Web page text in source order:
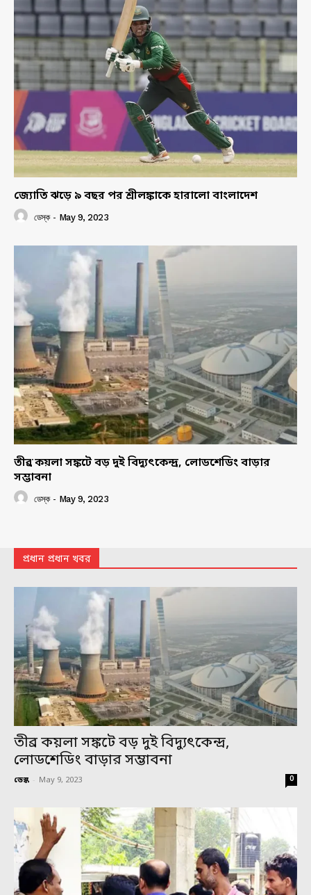
জ্যোতি ঝড়ে ৯ বছর পর শ্রীলঙ্কাকে হারালো বাংলাদেশ
ডেস্ক - May 9, 2023
তীব্র কয়লা সঙ্কটে বড় দুই বিদ্যুৎকেন্দ্র, লোডশেডিং বাড়ার
সম্ভাবনা
ডেস্ক - May 9, 2023
প্রধান প্রধান খবর
তীব্র কয়লা সঙ্কটে বড় দুই বিদ্যুৎকেন্দ্র,
লোডশেডিং বাড়ার সম্ভাবনা
ডেস্ক - May 9, 2023 0